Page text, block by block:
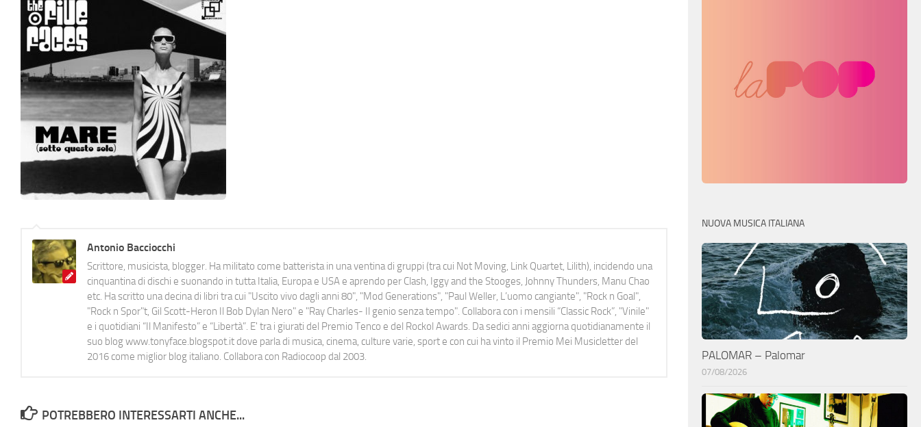
Antonio Bacciocchi
Scrittore, musicista, blogger. Ha militato come batterista in una ventina di gruppi (tra cui Not Moving, Link Quartet, Lilith), incidendo una
cinquantina di dischi e suonando in tutta Italia, Europa e USA e aprendo per Clash, Iggy and the Stooges, Johnny Thunders, Manu Chao
etc. Ha scritto una decina di libri tra cui "Uscito vivo dagli anni 80", "Mod Generations", "Paul Weller, L’uomo cangiante", "Rock n Goal",
"Rock n Spor"t, Gil Scott-Heron Il Bob Dylan Nero" e "Ray Charles- Il genio senza tempo". Collabora con i mensili “Classic Rock”, "Vinile"
e i quotidiani “Il Manifesto” e “Libertà”. E' tra i giurati del Premio Tenco e del Rockol Awards. Da sedici anni aggiorna quotidianamente il
suo blog www.tonyface.blogspot.it dove parla di musica, cinema, culture varie, sport e con cui ha vinto il Premio Mei Musicletter del
2016 come miglior blog italiano. Collabora con Radiocoop dal 2003.
POTREBBERO INTERESSARTI ANCHE...
NUOVA MUSICA ITALIANA
PALOMAR – Palomar
07/08/2026